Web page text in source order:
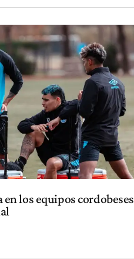
los equipos cordobeses